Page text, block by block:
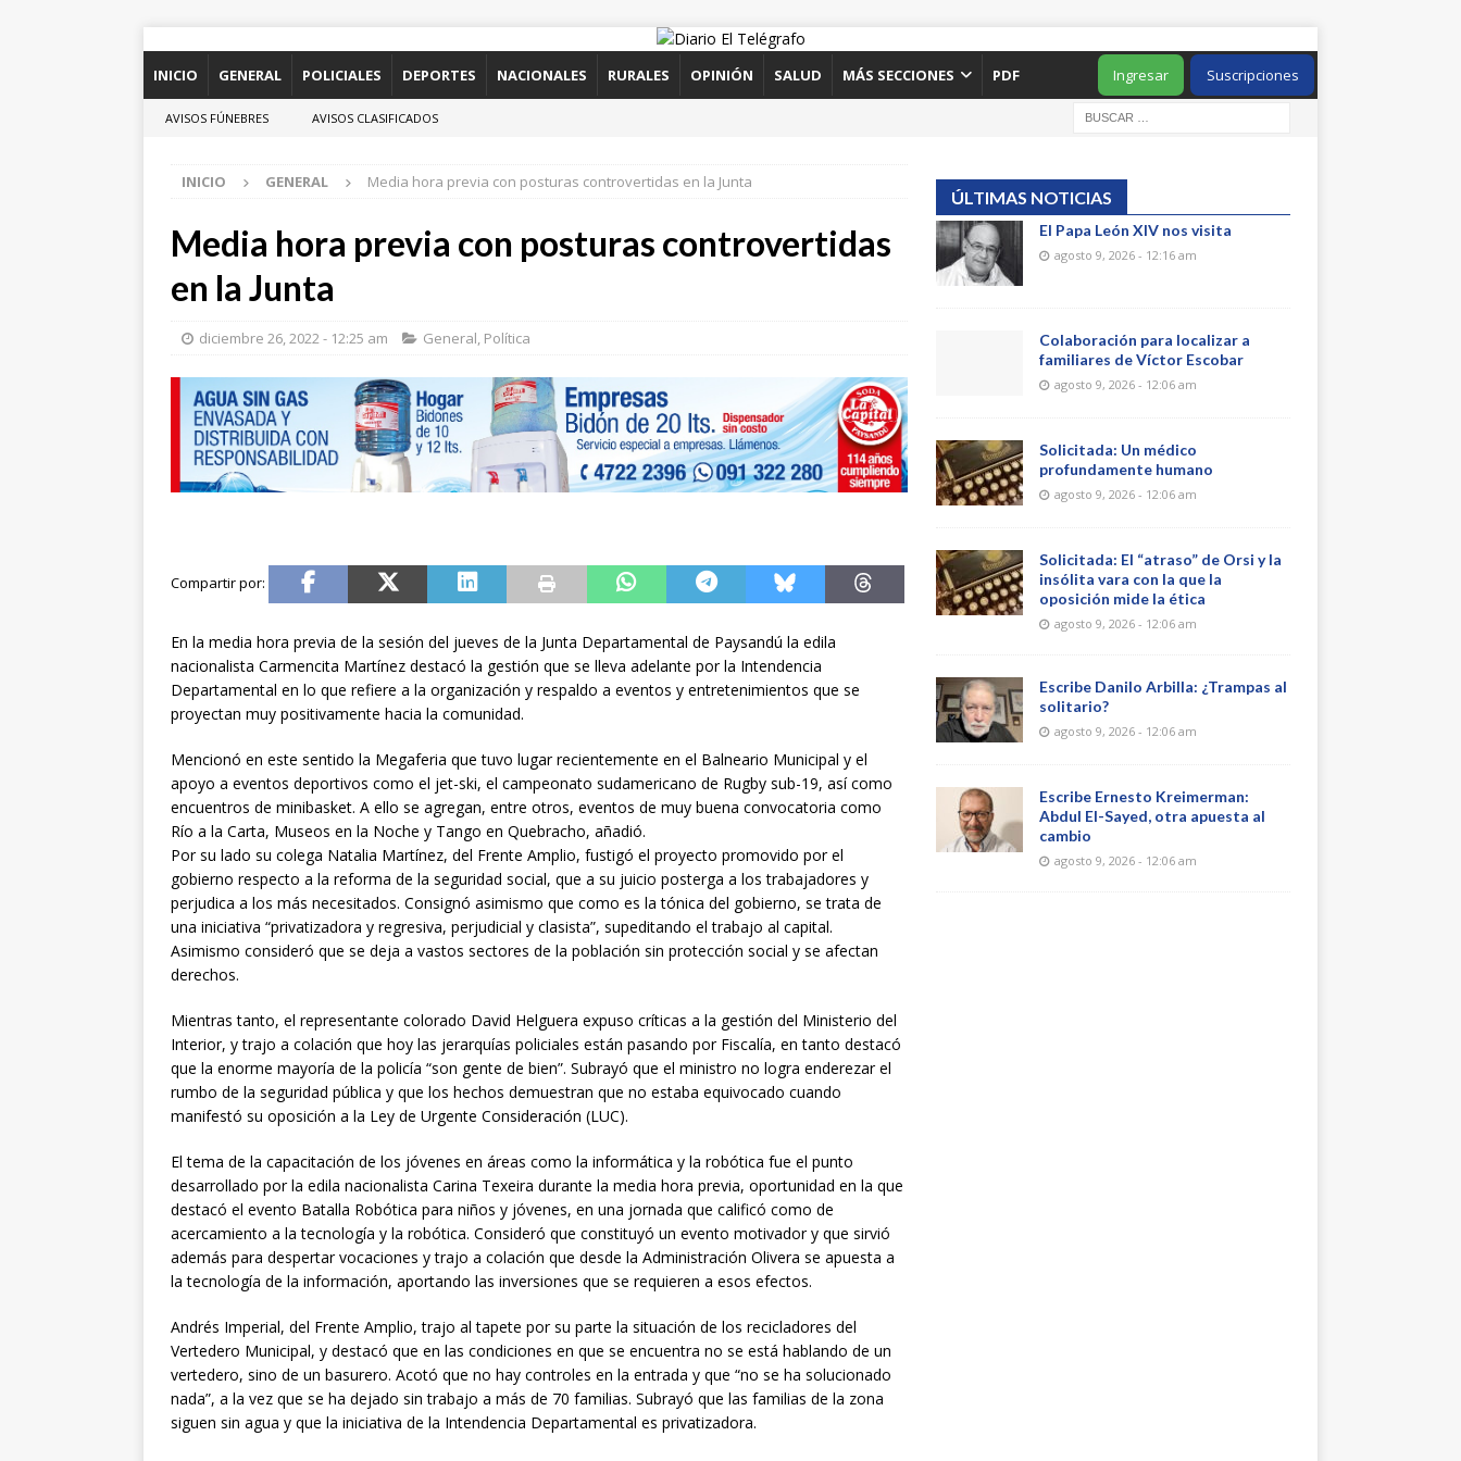
INICIO GENERAL POLICIALES DEPORTES NACIONALES RURALES OPINIÓN SALUD MÁS SECCIONES PDF Suscripciones
Ingresar
AVISOS FÚNEBRES AVISOS CLASIFICADOS
INICIO GENERAL Media hora previa con posturas controvertidas en la Junta
Media hora previa con posturas controvertidas
en la Junta
diciembre 26, 2022 - 12:25 am General, Política
En la media hora previa de la sesión del jueves de la Junta Departamental de Paysandú la edila
nacionalista Carmencita Martínez destacó la gestión que se lleva adelante por la Intendencia
Departamental en lo que refiere a la organización y respaldo a eventos y entretenimientos que se
proyectan muy positivamente hacia la comunidad.
Mencionó en este sentido la Megaferia que tuvo lugar recientemente en el Balneario Municipal y el
apoyo a eventos deportivos como el jet-ski, el campeonato sudamericano de Rugby sub-19, así como
encuentros de minibasket. A ello se agregan, entre otros, eventos de muy buena convocatoria como
Río a la Carta, Museos en la Noche y Tango en Quebracho, añadió.
Por su lado su colega Natalia Martínez, del Frente Amplio, fustigó el proyecto promovido por el
gobierno respecto a la reforma de la seguridad social, que a su juicio posterga a los trabajadores y
perjudica a los más necesitados. Consignó asimismo que como es la tónica del gobierno, se trata de
una iniciativa “privatizadora y regresiva, perjudicial y clasista”, supeditando el trabajo al capital.
Asimismo consideró que se deja a vastos sectores de la población sin protección social y se afectan
derechos.
Mientras tanto, el representante colorado David Helguera expuso críticas a la gestión del Ministerio del
Interior, y trajo a colación que hoy las jerarquías policiales están pasando por Fiscalía, en tanto destacó
que la enorme mayoría de la policía “son gente de bien”. Subrayó que el ministro no logra enderezar el
rumbo de la seguridad pública y que los hechos demuestran que no estaba equivocado cuando
manifestó su oposición a la Ley de Urgente Consideración (LUC).
El tema de la capacitación de los jóvenes en áreas como la informática y la robótica fue el punto
desarrollado por la edila nacionalista Carina Texeira durante la media hora previa, oportunidad en la que
destacó el evento Batalla Robótica para niños y jóvenes, en una jornada que calificó como de
acercamiento a la tecnología y la robótica. Consideró que constituyó un evento motivador y que sirvió
además para despertar vocaciones y trajo a colación que desde la Administración Olivera se apuesta a
la tecnología de la información, aportando las inversiones que se requieren a esos efectos.
Andrés Imperial, del Frente Amplio, trajo al tapete por su parte la situación de los recicladores del
Vertedero Municipal, y destacó que en las condiciones en que se encuentra no se está hablando de un
vertedero, sino de un basurero. Acotó que no hay controles en la entrada y que “no se ha solucionado
nada”, a la vez que se ha dejado sin trabajo a más de 70 familias. Subrayó que las familias de la zona
siguen sin agua y que la iniciativa de la Intendencia Departamental es privatizadora.
ÚLTIMAS NOTICIAS
El Papa León XIV nos visita
agosto 9, 2026 - 12:16 am
Colaboración para localizar a
familiares de Víctor Escobar
agosto 9, 2026 - 12:06 am
Solicitada: Un médico
profundamente humano
agosto 9, 2026 - 12:06 am
Solicitada: El “atraso” de Orsi y la
insólita vara con la que la
oposición mide la ética
agosto 9, 2026 - 12:06 am
Escribe Danilo Arbilla: ¿Trampas al
solitario?
agosto 9, 2026 - 12:06 am
Escribe Ernesto Kreimerman:
Abdul El-Sayed, otra apuesta al
cambio
agosto 9, 2026 - 12:06 am